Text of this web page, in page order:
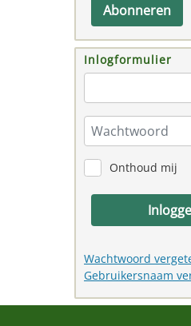
Abonneren
Inlogformulier
"Email adres"
Wachtwoord
Onthoud mij
Wachtwoord
Gebruikersnaam